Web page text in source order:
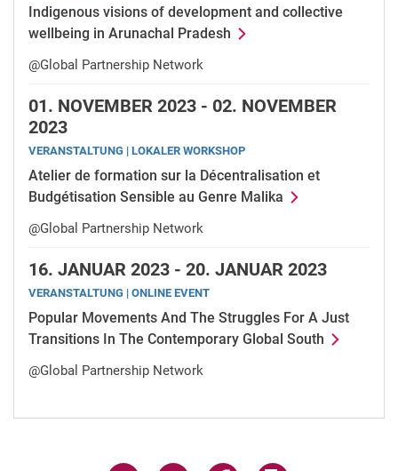
Indigenous visions of development and collective
wellbeing in Arunachal Pradesh
@Global Partnership Network
01. NOVEMBER 2023 - 02. NOVEMBER
2023
VERANSTALTUNG | LOKALER WORKSHOP
Atelier de formation sur la Décentralisation et
Budgétisation Sensible au Genre Malika
@Global Partnership Network
16. JANUAR 2023 - 20. JANUAR 2023
VERANSTALTUNG | ONLINE EVENT
Popular Movements And The Struggles For A Just
Transitions In The Contemporary Global South
@Global Partnership Network